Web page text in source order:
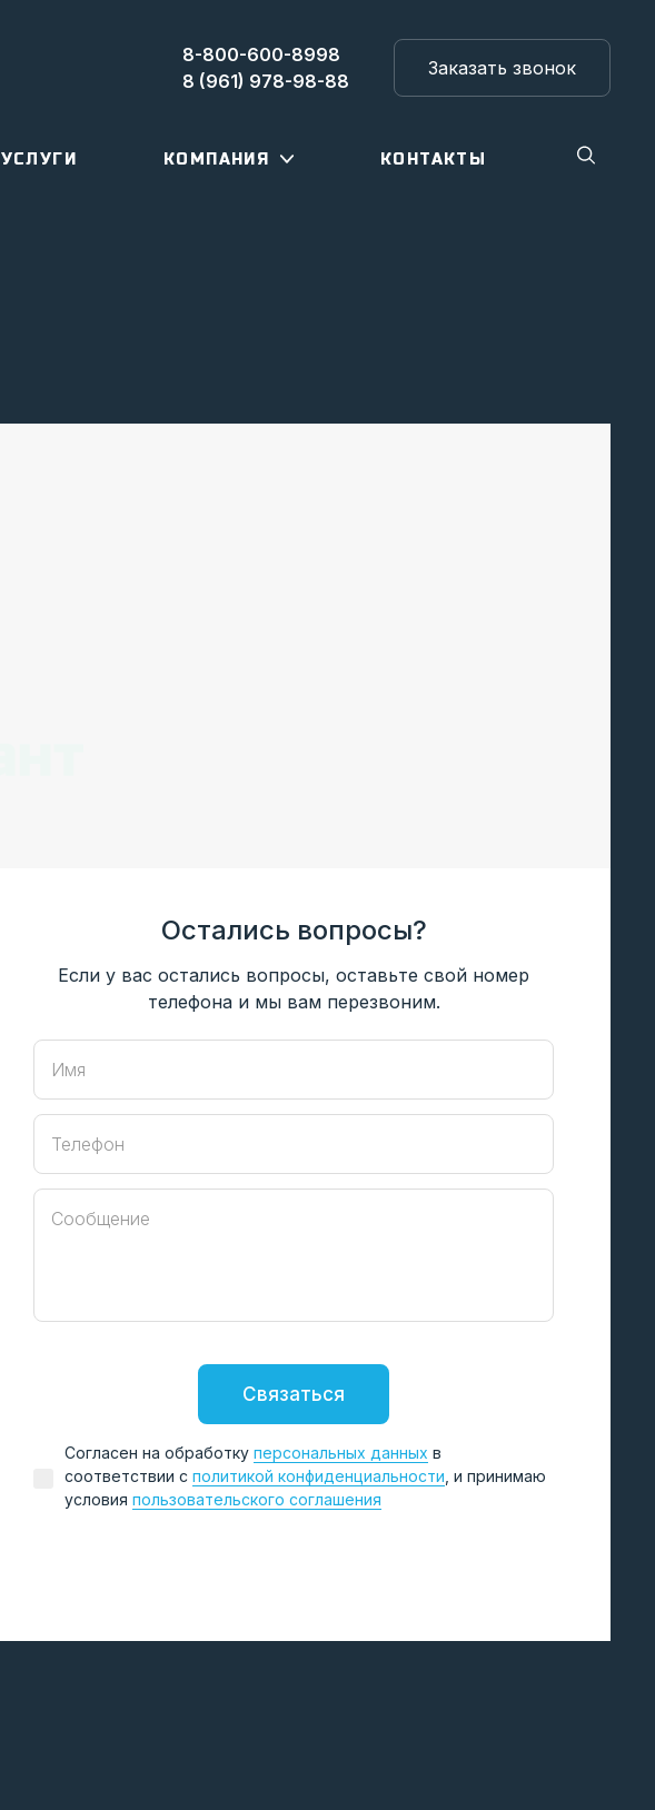
8-800-600-8998
8 (961) 978-98-88
Заказать звонок
УСЛУГИ КОМПАНИЯ КОНТАКТЫ
Остались вопросы?
Если у вас остались вопросы, оставьте свой номер
телефона и мы вам перезвоним.
Имя
Телефон
Сообщение
Согласен на обработку персональных данных в
соответствии с политикой конфиденциальности , и принимаю
условия пользовательского соглашения